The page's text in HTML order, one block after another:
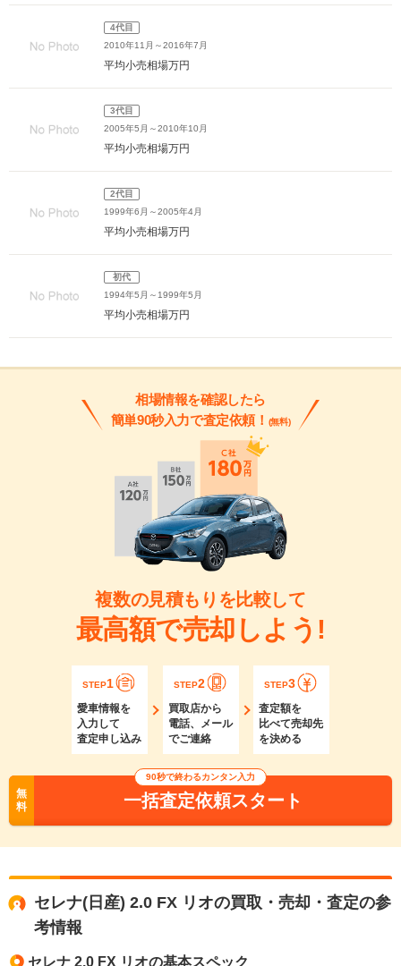
4代目
2010年11月～2016年7月
平均小売相場万円
3代目
2005年5月～2010年10月
平均小売相場万円
2代目
1999年6月～2005年4月
平均小売相場万円
初代
1994年5月～1999年5月
平均小売相場万円
相場情報を確認したら
簡単90秒入力で査定依頼！ (無料)
複数の見積もりを比較して
最高額で売却しよう!
STEP1
愛車情報を
入力して
査定申し込み
STEP2
買取店から
電話、メール
でご連絡
STEP3
査定額を
比べて売却先
を決める
無
料
90秒で終わるカンタン入力
一括査定依頼スタート
セレナ(日産) 2.0 FX リオの買取・売却・査定の参
考情報
セレナ 2.0 FX リオの基本スペック